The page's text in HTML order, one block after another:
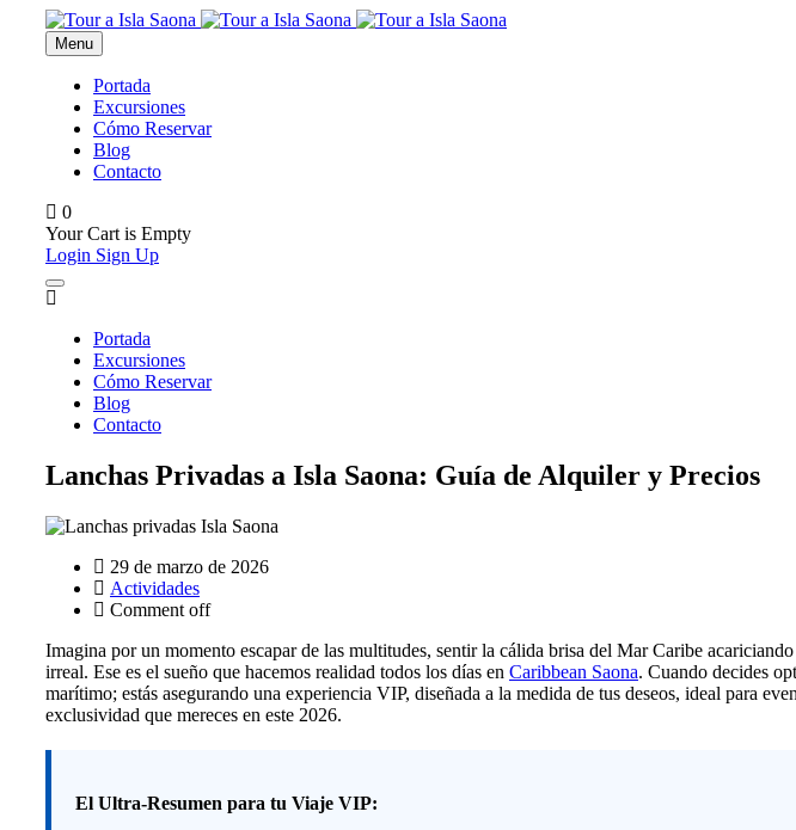
Menu
Portada
Excursiones
Cómo Reservar
Blog
Contacto
0
Your Cart is Empty
Login Sign Up
Portada
Excursiones
Cómo Reservar
Blog
Contacto
Lanchas Privadas a Isla Saona: Guía de Alquiler y Precios
29 de marzo de 2026
Actividades
Comment off
Imagina por un momento escapar de las multitudes, sentir la cálida brisa del Mar Caribe
irreal. Ese es el sueño que hacemos realidad todos los días en Caribbean Saona. Cuando decides
marítimo; estás asegurando una experiencia VIP, diseñada a la medida de tus deseos, ideal para
exclusividad que mereces en este 2026.
El Ultra-Resumen para tu Viaje VIP: